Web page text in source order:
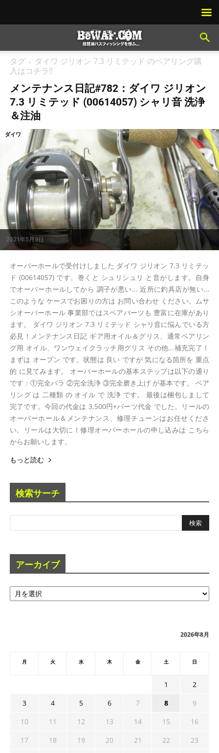
タグ
ダイワ ジリオン 7.3 リミテッド のベアリング購
入はコチラ!!
メンテナンス日記#782：ダイワ ジリオン
7.3 リミテッド (00614057) シャリ音 洗浄
＆注油
2021年5月9日
ダイワ
オーバーホールで受付けしました ダイワ ジリオン 7.3 リミテッ
ド (00614057) です。巻くと シュリシュリ と音がします。自身
でオーバーホールしてから 調子が悪い... 近所に釣具店が無い...
このような ケースでお困りの方は お問い合わせ ください。ムサ
シオーバーホール 事業部ではスペアパーツも 豊富に在庫があり
ます。 ダイワ ジリオン 7.3 リミテッド シャリ音に悩んでいる方
必見！メンテナンス日記 ギア用オイル＆グリス、通常ベアリン
グ用 オイル、ワンウェイクラッチ用グリス その他...補充完了！
まずは オープン です。状態は 良い ですが 気になる箇所を 重点
的 に見てみます。 オーバーホールの基本ステップは以下の通り
です：①完全バラ ②完全洗浄 ③完全磨き上げ が基本です。 ベア
リング は 二種類 の オイル で 洗浄 です。 最後は梱包しまして
完了です。今回の代金は 3,500円+パーツ代金 でした。リールの
オーバーホール＆メンテナンス、修理チューンはお任せくださ
い。リールは大切に！修理オーバーホールの申し込みは こちら
からお願いします。
もっと読む
検索サーチ
アーカイブ
ア
ー
2026年8月
月 火 水 木 金 土 日
1
2
3
4 5 6 7 8
9
10
11 12 13 14 15
16
17
18 19 20 21 22
23